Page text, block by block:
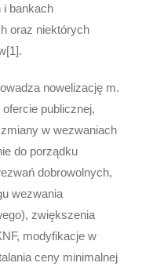
i bankach
oraz niektórych
nowelizację m.
publicznej,
w wezwaniach
do porządku
dobrowolnych,
wezwania
zwiększenia
modyfikacje w
ceny minimalnej